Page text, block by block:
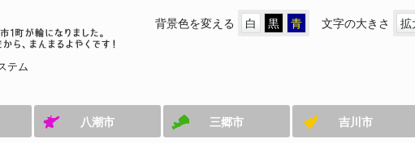
テム
背景色を変える 白 黒 青 文字の大きさ 拡
八潮市 三郷市 吉川市